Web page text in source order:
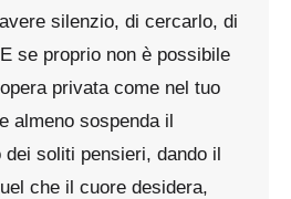
silenzio, di cercarlo, di
se proprio non è possibile
privata come nel tuo
almeno sospenda il
dei soliti pensieri, dando il
che il cuore desidera,